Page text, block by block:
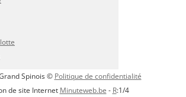
Spinois © Politique de confidentialité
de site Internet Minuteweb.be - R:1/4